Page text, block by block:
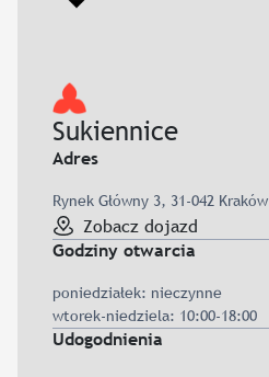
Sukiennice
Adres
Rynek Główny 3, 31-042 Kraków
Zobacz dojazd
Godziny otwarcia
poniedziałek: nieczynne
wtorek-niedziela: 10:00-18:00
Udogodnienia